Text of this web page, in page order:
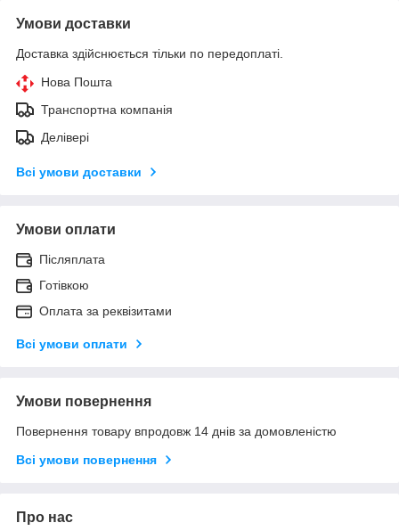
Умови доставки
Доставка здійснюється тільки по передоплаті.
Нова Пошта
Транспортна компанія
Делівері
Всі умови доставки
Умови оплати
Післяплата
Готівкою
Оплата за реквізитами
Всі умови оплати
Умови повернення
Повернення товару впродовж 14 днів за домовленістю
Всі умови повернення
Про нас